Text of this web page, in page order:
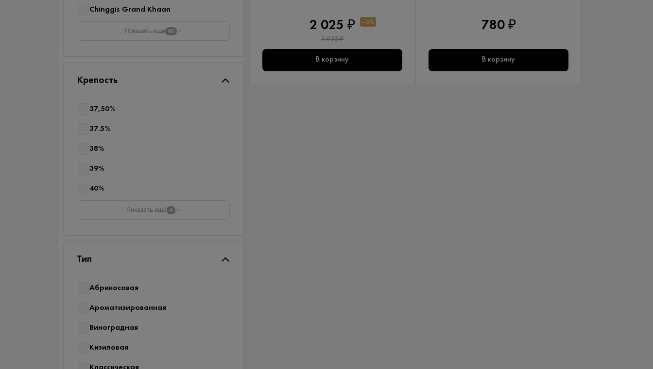
Chinggis Grand Khaan
Показать ещё 60
Крепость
37,50%
37.5%
38%
39%
40%
Показать ещё 4
Тип
Абрикосовая
Ароматизированная
Виноградная
Кизиловая
Классическая
2 025 ₽ --5%
1 935 ₽
В корзину
780 ₽
В корзину